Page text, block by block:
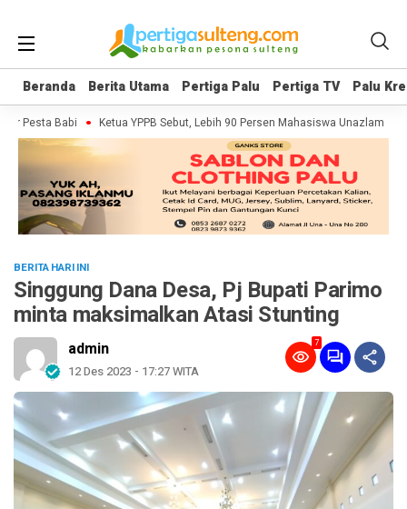
Beranda Berita Utama Pertiga Palu Pertiga TV Palu
Beranda Berita Utama Pertiga Palu Pertiga TV Palu
Pesta Babi Ketua YPPB Sebut, Lebih 90 Persen Mahasiswa Unazlam
BERITA HARI INI
Singgung Dana Desa, Pj Bupati Parimo
minta maksimalkan Atasi Stunting
admin
12 Des 2023 - 17:27 WITA
7